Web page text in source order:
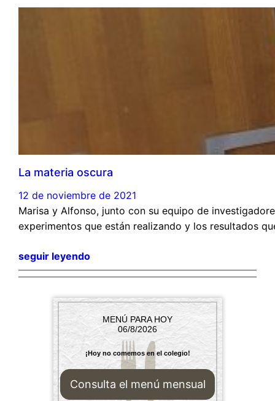
La materia oscura
12 de noviembre de 2021
Marisa y Alfonso, junto con su equipo de
experimentos que están realizando y los resultados
seguir leyendo
MENÚ PARA HOY
06/8/2026
¡Hoy no comemos en el colegio!
Consulta el menú mensual